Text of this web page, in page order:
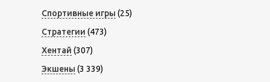
Спортивные игры (25)
Стратегии (473)
Хентай (307)
Экшены (3 339)